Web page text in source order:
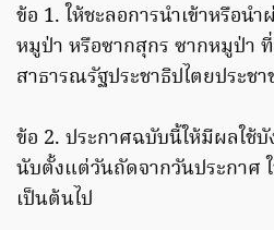
ข้อ 1. ให้ชะลอการนําเข้าหรือน
หมูป่า หรือซากสุกร ซากหมูป่า
สาธารณรัฐประชาธิปไตยประช
ข้อ 2. ประกาศฉบับนี้ให้มีผลใช้บั
นับตั้งแต่วันถัดจากวันประกาศ
เป็นต้นไป